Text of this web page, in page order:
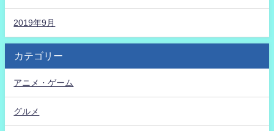
2019年9月
カテゴリー
アニメ・ゲーム
グルメ